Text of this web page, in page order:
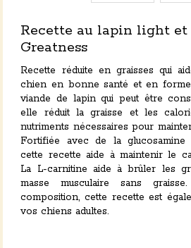
Recette au lapin light
Greatness
Recette réduite en graisses qui
chien en bonne santé et en
viande de lapin qui peut être
elle réduit la graisse et les
nutriments nécessaires pour
Fortifiée avec de la
cette recette aide à maintenir le
La L-carnitine aide à brûler les
masse musculaire sans
composition, cette recette est
vos chiens adultes.